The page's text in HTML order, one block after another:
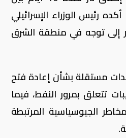
رئيس الوزراء الإسرائيلي
إلى توجه في منطقة الشرق
مستقلة بشأن إعادة فتح
تتعلق بمرور النفط، فيما
الجيوسياسية المرتبطة